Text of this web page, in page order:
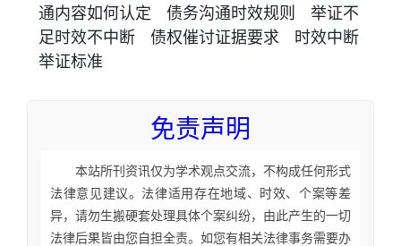
通内容如何认定
债务沟通时效规则
举证不
足时效不中断
债权催讨证据要求
时效中断
举证标准
免责声明
本站所刊资讯仅为学术观点交流，不构成任何形式
法律意见建议。法律适用存在地域、时效、个案等差
异，请勿生搬硬套处理具体个案纠纷，由此产生的一切
法律后果皆由您自担全责。如您有相关法律事务需要办